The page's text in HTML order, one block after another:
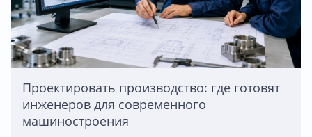
Проектировать производство: где готовят
инженеров для современного
машиностроения